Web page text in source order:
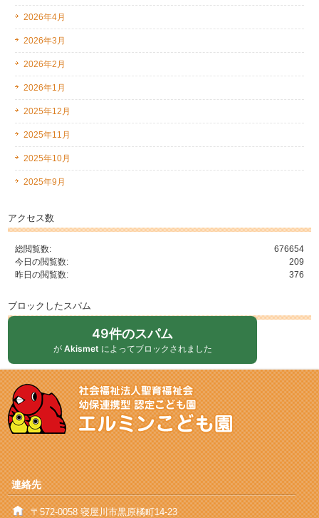
2026年4月
2026年3月
2026年2月
2026年1月
2025年12月
2025年11月
2025年10月
2025年9月
アクセス数
676654
総閲覧数:
209
今日の閲覧数:
376
昨日の閲覧数:
ブロックしたスパム
49件のスパム
が Akismet によってブロックされました
連絡先
〒572-0058 寝屋川市黒原橘町14-23